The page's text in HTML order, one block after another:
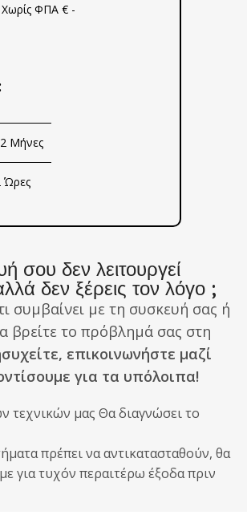
Χωρίς ΦΠΑ € -
Μήνες
Ώρες
σου δεν λειτουργεί
δεν ξέρεις τον λόγο ;
συμβαίνει με τη συσκευή σας ή
βρείτε το πρόβλημά σας στη
επικοινωνήστε μαζί
για τα υπόλοιπα!
τεχνικών μας Θα διαγνώσει το
πρέπει να αντικατασταθούν, θα
για τυχόν περαιτέρω έξοδα πριν